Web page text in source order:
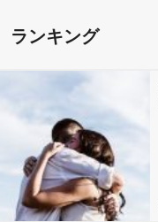
セックスライフ
不倫・だめ男
ランキング